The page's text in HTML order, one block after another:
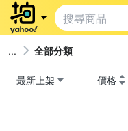
全部分類
最新上架 價格